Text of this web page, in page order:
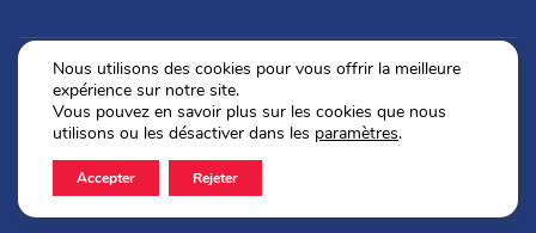
Politique de confidentialité
Mentions légales
2026 © OGBL. Tous droits réservés.
Nous utilisons des cookies pour vous offrir la meilleure
expérience sur notre site.
Vous pouvez en savoir plus sur les cookies que nous
utilisons ou les désactiver dans les paramètres.
Accepter Rejeter